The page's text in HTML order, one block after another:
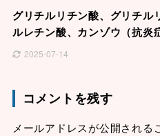
グリチルリチン酸、グリチル
ルレチン酸、カンゾウ（抗炎
2025-07-14
コメントを残す
メールアドレスが公開される